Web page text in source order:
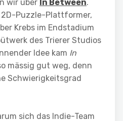
wir über In Between.
2D-Puzzle-Plattformer,
Krebs im Endstadium
des Trierer Studios
Idee kam In
mässig gut weg, denn
Schwierigkeitsgrad
sich das Indie-Team